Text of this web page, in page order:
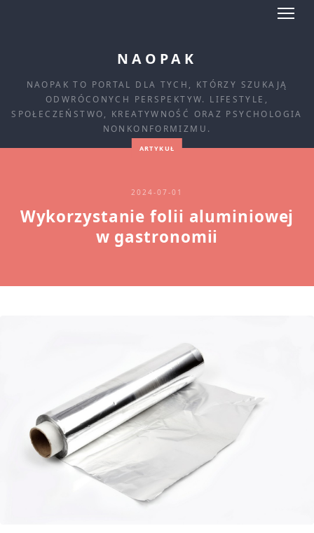
NAOPAK
NAOPAK TO PORTAL DLA TYCH, KTÓRZY SZUKAJĄ
ODWRÓCONYCH PERSPEKTYW. LIFESTYLE,
SPOŁECZEŃSTWO, KREATYWNOŚĆ ORAZ PSYCHOLOGIA
NONKONFORMIZMU.
ARTYKUŁ
2024-07-01
Wykorzystanie folii aluminiowej
w gastronomii